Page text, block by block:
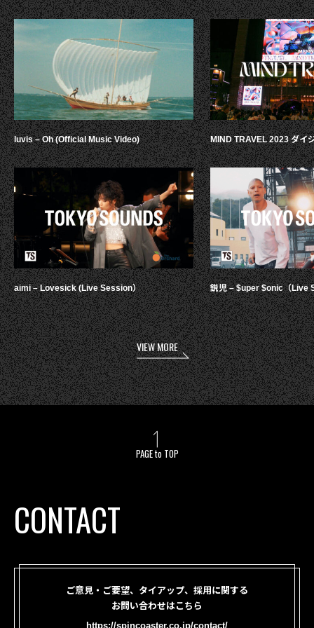
luvis – Oh (Official Music Video)
aimi – Lovesick (Live Session）
MIND TRAVEL 2023 ダイ
鋭児 – $uper $onic（Live
VIEW MORE
PAGE to TOP
CONTACT
ご意見・ご要望、タイアップ、採用に関する
お問い合わせはこちら
https://spincoaster.co.jp/contact/